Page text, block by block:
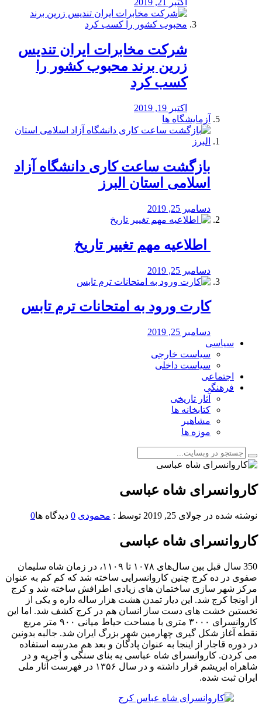
اکتبر 21, 2019
شرکت مخابرات ایران تندیس
زرین برند محبوب کشور را
کسب کرد
اکتبر 19, 2019
آزمایشگاه ها
بازگشت ساعت کاری دانشگاه آزاد
اسلامی استان البرز
دسامبر 25, 2019
️ اطلاعیه مهم تغییر تاریخ
دسامبر 25, 2019
کارت ورود به امتحانات ترم تابس
دسامبر 25, 2019
سیاسی
سیاست خارجی
سیاست داخلی
اجتماعی
فرهنگی
آثار تاریخی
کتابخانه ها
مشاهیر
موزه ها
کاروانسرای شاه عباسی
نوشته شده در جولای 25, 2019 توسط : محمودی 0 دیدگاه ها0
کاروانسرای شاه عباسی
350 سال قبل بین سال‌های ۱۰۷۸ تا ۱۱۰۹، در زمان شاه سلیمان
صفوی در ده کرج چنین کاروانسرایی ساخته شد که کم کم به عنوان
مرکز شهر سازی ساختمان های زیادی اطرافش ساخته شد و کرج
از اونجا کرج شد. این دیار تمدن هشت هزار ساله داره و یکی از
نخستین خشت های دست ساز انسان هم در کرج کشف شد. اما این
کاروانسرای ۳۰۰۰ متری با مساحت حیاط میانی ۹۰۰ متر مربع
نقطه آغاز شکل گیری چهارمین شهر بزرگ ایران شد. جالبه بدونین
در دوره قاجار از اینجا به عنوان پادگان و بعد هم مدرسه استفاده
می کردن. کاروانسرای شاه عباسی یه بنای سنگی و آجریه و در
شاهراه ابریشم قرار داشته و در سال ۱۳۵۶ در فهرست آثار ملی
ایران ثبت شده.